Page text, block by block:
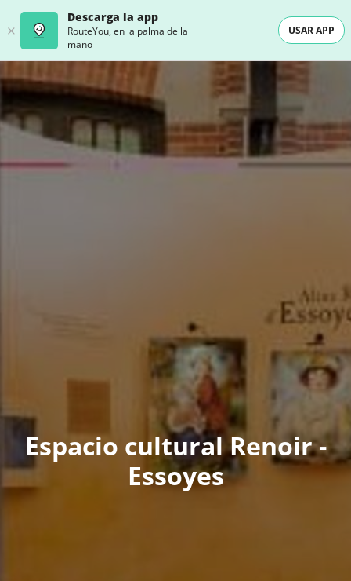
Descarga la app
RouteYou, en la palma de la
mano
USAR APP
Espacio cultural Renoir -
Essoyes